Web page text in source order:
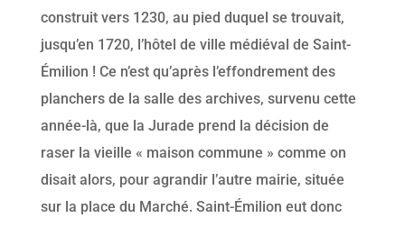
construit vers 1230, au pied duquel se trouvait,
jusqu’en 1720, l’hôtel de ville médiéval de Saint-
Émilion ! Ce n’est qu’après l’effondrement des
planchers de la salle des archives, survenu cette
année-là, que la Jurade prend la décision de
raser la vieille « maison commune » comme on
disait alors, pour agrandir l’autre mairie, située
sur la place du Marché. Saint-Émilion eut donc